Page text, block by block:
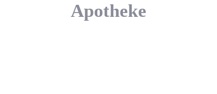
Apotheke